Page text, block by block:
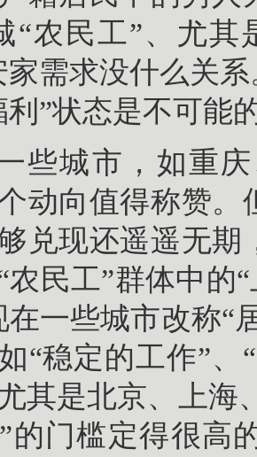
“农民工”、尤
家需求没什么关
利”状态是不可能
些城市，如重
动向值得称赞
兑现还遥遥无期
农民工”群体中的
在一些城市改称“
“稳定的工作”
其是北京、上海
的门槛定得很高